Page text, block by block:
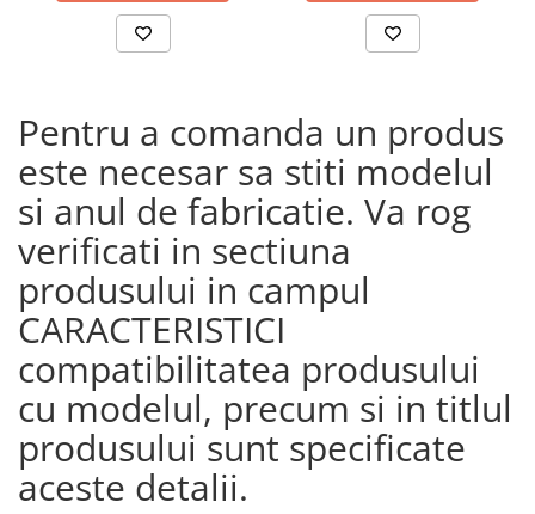
Pentru a comanda un produs
este necesar sa stiti modelul
si anul de fabricatie. Va rog
verificati in sectiuna
produsului in campul
CARACTERISTICI
compatibilitatea produsului
cu modelul, precum si in titlul
produsului sunt specificate
aceste detalii.